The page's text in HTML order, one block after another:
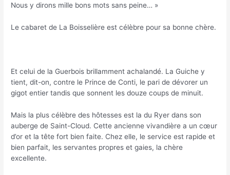
Nous y dirons mille bons mots sans peine… »
Le cabaret de La Boisselière est célèbre pour sa bonne chère.
Et celui de la Guerbois brillamment achalandé. La Guiche y
tient, dit-on, contre le Prince de Conti, le pari de dévorer un
gigot entier tandis que sonnent les douze coups de minuit.
Mais la plus célèbre des hôtesses est la du Ryer dans son
auberge de Saint-Cloud. Cette ancienne vivandière a un cœur
d’or et la tête fort bien faite. Chez elle, le service est rapide et
bien parfait, les servantes propres et gaies, la chère
excellente.